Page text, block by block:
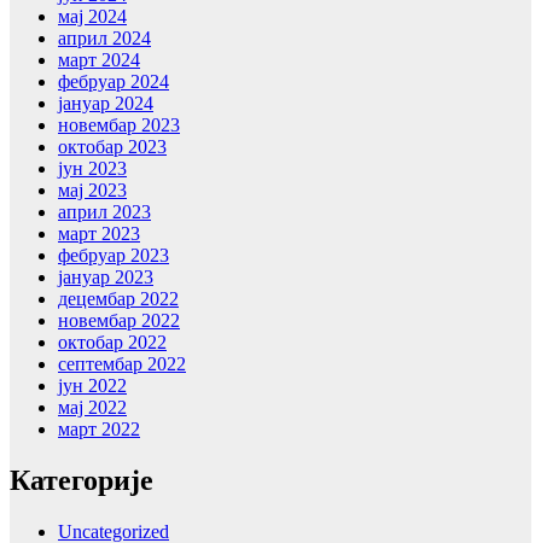
мај 2024
април 2024
март 2024
фебруар 2024
јануар 2024
новембар 2023
октобар 2023
јун 2023
мај 2023
април 2023
март 2023
фебруар 2023
јануар 2023
децембар 2022
новембар 2022
октобар 2022
септембар 2022
јун 2022
мај 2022
март 2022
Категорије
Uncategorized